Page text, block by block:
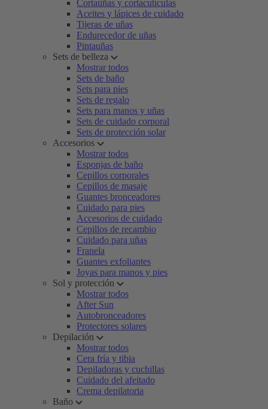
Cortaúñas y cortacutículas
Aceites y lápices de cuidado
Tijeras de uñas
Endurecedor de uñas
Pintauñas
Sets de belleza
Mostrar todos
Sets de baño
Sets para pies
Sets de regalo
Sets para manos y uñas
Sets de cuidado corporal
Sets de protección solar
Accesorios
Mostrar todos
Esponjas de baño
Cepillos corporales
Cepillos de masaje
Guantes bronceadores
Cuidado para pies
Accesorios de cuidado
Cepillos de recambio
Cuidado para uñas
Franela
Guantes exfoliantes
Joyas para manos y pies
Sol y protección
Mostrar todos
After Sun
Autobronceadores
Protectores solares
Depilación
Mostrar todos
Cera fría y tibia
Depiladoras y cuchillas
Cuidado del afeitado
Crema depilatoria
Baño